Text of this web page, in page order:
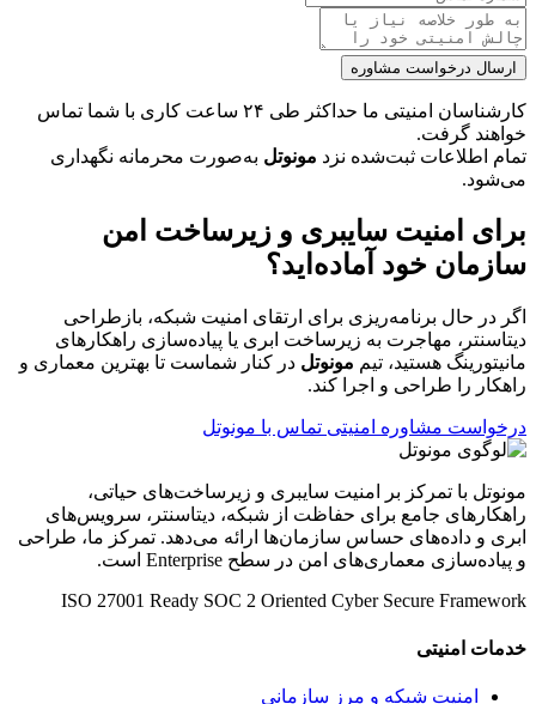
ارسال درخواست مشاوره
کارشناسان امنیتی ما حداکثر طی ۲۴ ساعت کاری با شما تماس
خواهند گرفت.
تمام اطلاعات ثبت‌شده نزد مونوتل به‌صورت محرمانه نگهداری
می‌شود.
برای امنیت سایبری و زیرساخت امن
سازمان خود آماده‌اید؟
اگر در حال برنامه‌ریزی برای ارتقای امنیت شبکه، بازطراحی
دیتاسنتر، مهاجرت به زیرساخت ابری یا پیاده‌سازی راهکارهای
مانیتورینگ هستید، تیم مونوتل در کنار شماست تا بهترین معماری و
راهکار را طراحی و اجرا کند.
درخواست مشاوره امنیتی تماس با مونوتل
مونوتل با تمرکز بر امنیت سایبری و زیرساخت‌های حیاتی،
راهکارهای جامع برای حفاظت از شبکه، دیتاسنتر، سرویس‌های
ابری و داده‌های حساس سازمان‌ها ارائه می‌دهد. تمرکز ما، طراحی
و پیاده‌سازی معماری‌های امن در سطح Enterprise است.
ISO 27001 Ready SOC 2 Oriented Cyber Secure Framework
خدمات امنیتی
امنیت شبکه و مرز سازمانی